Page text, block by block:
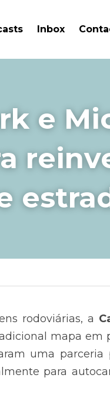
Inbox
e
rodoviárias, a
mapa
para